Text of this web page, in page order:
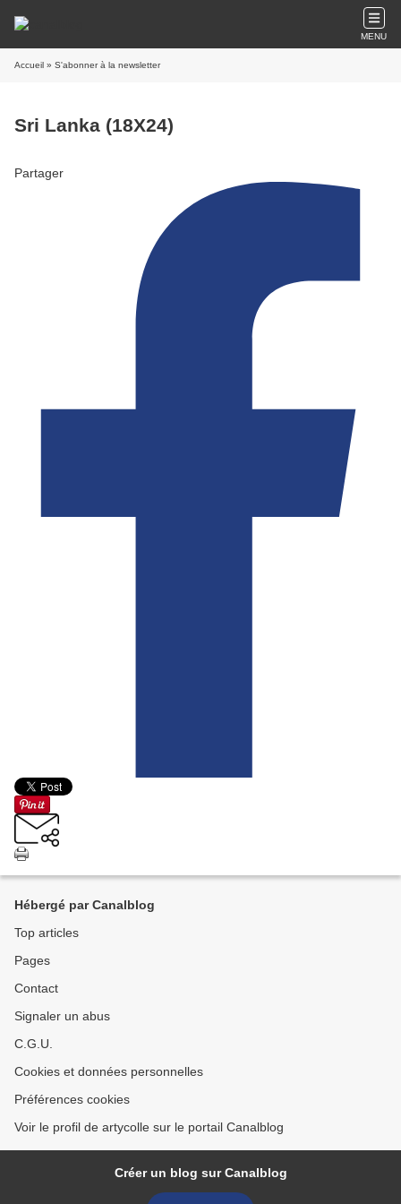
MENU
Accueil » S'abonner à la newsletter
Sri Lanka (18X24)
Partager
Hébergé par Canalblog
Top articles
Pages
Contact
Signaler un abus
C.G.U.
Cookies et données personnelles
Préférences cookies
Voir le profil de artycolle sur le portail Canalblog
Créer un blog sur Canalblog